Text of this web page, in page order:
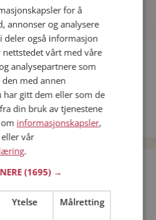
gratis!
Mann Kvinne
for å
annonser og analysere
deler også informasjon
vårt med våre
analysepartnere som
med annen
gitt dem eller som de
din bruk av tjenestene
informasjonskapsler,
vår
.
(1695) →
Ytelse Målretting